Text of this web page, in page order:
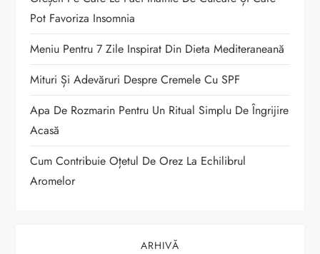
i
c
o
l
e
Pot Favoriza Insomnia
Meniu Pentru 7 Zile Inspirat Din Dieta Mediteraneană
Mituri Și Adevăruri Despre Cremele Cu SPF
Apa De Rozmarin Pentru Un Ritual Simplu De Îngrijire
Acasă
Cum Contribuie Oțetul De Orez La Echilibrul
Aromelor
ARHIVĂ